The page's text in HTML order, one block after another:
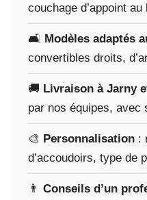
couchage d’appoint
🛋️ Modèles adaptés
convertibles droits,
🚚 Livraison à Jarny
par nos équipes, avec
🎨 Personnalisation :
d’accoudoirs, type de
👨 Conseils d’un